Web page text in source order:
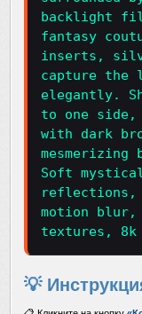
backlight
fantasy
inserts,
capture the
elegantly.
to one side,
with dark
Soft
reflections,
motion
textures,
💡